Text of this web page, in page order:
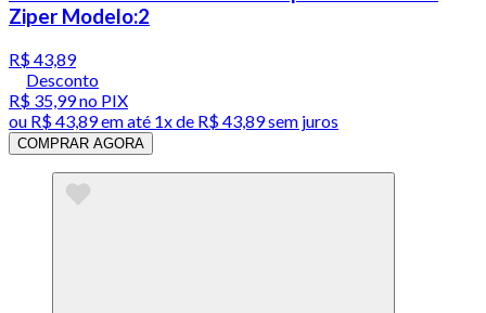
Ziper Modelo:2
R$ 43,89
Desconto
R$ 35,99no PIX
ou R$ 43,89em até 1x de R$ 43,89sem juros
COMPRAR AGORA